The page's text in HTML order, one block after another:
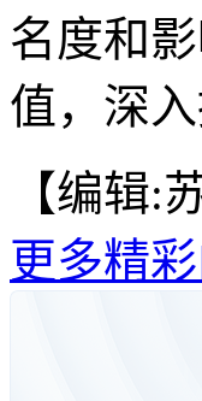
名度和
值，深
【编辑:
更多精